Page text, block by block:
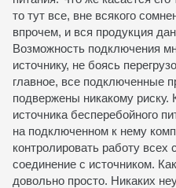
то тут все, вне всякого
впрочем, и вся продукция
Возможность подключения
источнику, не боясь
главное, все подключенные
подвержены никакому риску.
источника бесперебойного
на подключенном к нему
контролировать работу
соединение с источником.
довольно просто. Никаких